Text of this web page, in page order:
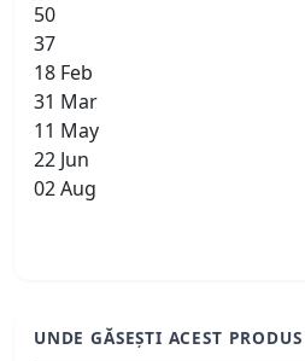
50
37
18 Feb
31 Mar
11 May
22 Jun
02 Aug
UNDE GĂSEȘTI ACEST PRODUS